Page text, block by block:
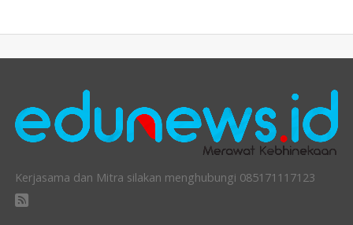
Kerjasama dan Mitra silakan menghubungi 085171117123